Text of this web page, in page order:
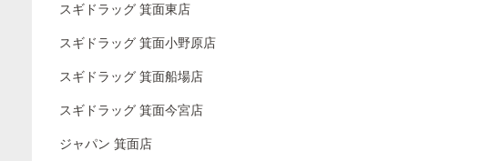
スギドラッグ 箕面東店
スギドラッグ 箕面小野原店
スギドラッグ 箕面船場店
スギドラッグ 箕面今宮店
ジャパン 箕面店